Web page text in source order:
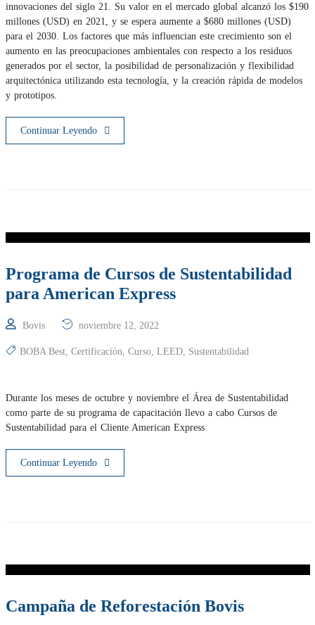
innovaciones del siglo 21. Su valor en el mercado global alcanzó los $190
millones (USD) en 2021, y se espera aumente a $680 millones (USD)
para el 2030. Los factores que más influencian este crecimiento son el
aumento en las preocupaciones ambientales con respecto a los residuos
generados por el sector, la posibilidad de personalización y flexibilidad
arquitectónica utilizando esta tecnología, y la creación rápida de modelos
y prototipos.
Continuar Leyendo
Programa de Cursos de Sustentabilidad
para American Express
Bovis noviembre 12, 2022
BOBA Best, Certificación, Curso, LEED, Sustentabilidad
Durante los meses de octubre y noviembre el Área de Sustentabilidad
como parte de su programa de capacitación llevo a cabo Cursos de
Sustentabilidad para el Cliente American Express
Continuar Leyendo
Campaña de Reforestación Bovis